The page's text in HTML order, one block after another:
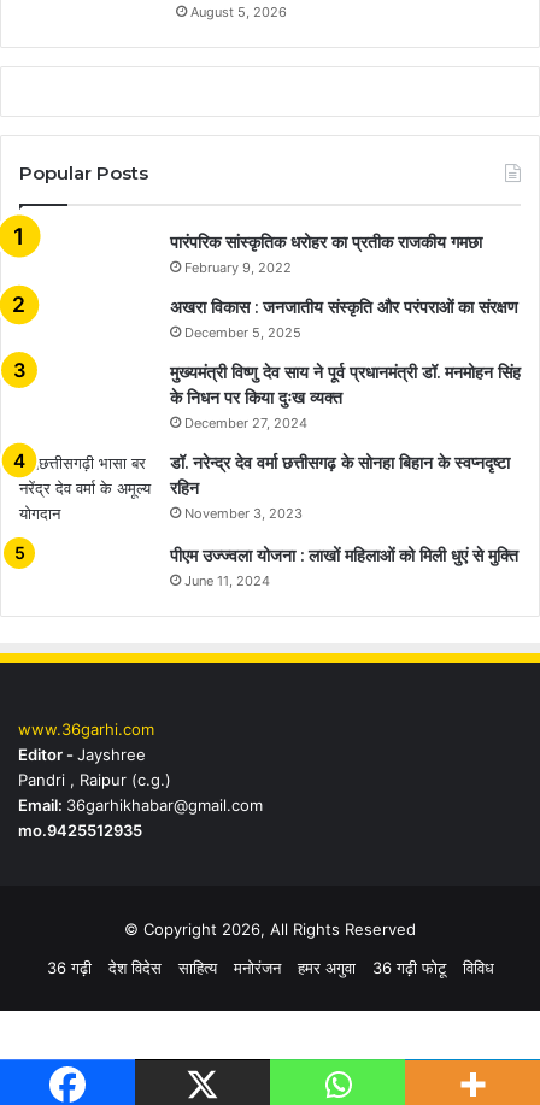
August 5, 2026
Popular Posts
​​​​​​​पारंपरिक सांस्कृतिक धरोहर का प्रतीक राजकीय गमछा
February 9, 2022
अखरा विकास : जनजातीय संस्कृति और परंपराओं का संरक्षण
December 5, 2025
मुख्यमंत्री विष्णु देव साय ने पूर्व प्रधानमंत्री डॉ. मनमोहन सिंह
के निधन पर किया दुःख व्यक्त
December 27, 2024
डॉ. नरेन्द्र देव वर्मा छत्तीसगढ़ के सोनहा बिहान के स्वप्नदृष्टा
रहिन
November 3, 2023
पीएम उज्ज्वला योजना : लाखों महिलाओं को मिली धुएं से मुक्ति
June 11, 2024
www.36garhi.com
Editor -Jayshree
Pandri , Raipur (c.g.)
Email: 36garhikhabar@gmail.com
mo.9425512935
© Copyright 2026, All Rights Reserved
36 गढ़ी
देश विदेस साहित्य मनोरंजन हमर अगुवा 36 गढ़ी फोटू विविध